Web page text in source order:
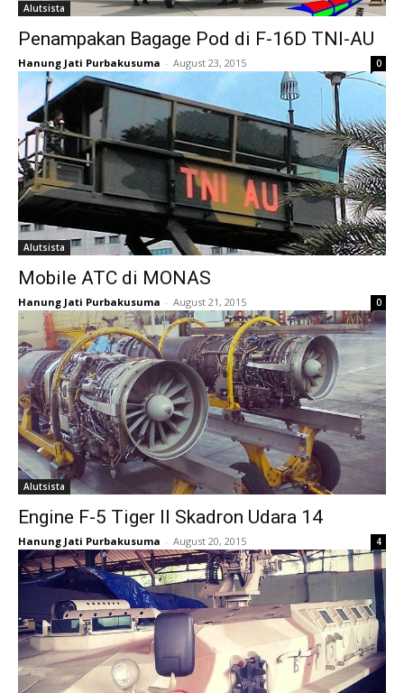
Alutsista
Penampakan Bagage Pod di F-16D TNI-AU
Hanung Jati Purbakusuma - August 23, 2015 0
Alutsista
Mobile ATC di MONAS
Hanung Jati Purbakusuma - August 21, 2015 0
Alutsista
Engine F-5 Tiger II Skadron Udara 14
Hanung Jati Purbakusuma - August 20, 2015 4